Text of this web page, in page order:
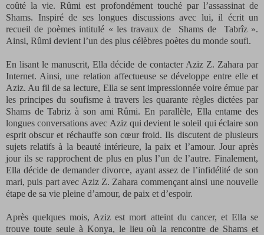
coûté la vie. Rûmi est profondément touché par l’assassinat de
Shams. Inspiré de ses longues discussions avec lui, il écrit un
recueil de poèmes intitulé « les travaux de
Shams de
Tabrîz ».
Ainsi, Rûmi devient l’un des plus célèbres poètes du monde soufi.
En lisant le manuscrit, Ella décide de contacter Aziz Z. Zahara par
Internet. Ainsi, une relation affectueuse se développe entre elle et
Aziz. Au fil de sa lecture, Ella se sent impressionnée voire émue par
les principes du soufisme à travers les quarante règles dictées par
Shams de Tabriz à son ami Rûmi. En parallèle, Ella entame des
longues conversations avec Aziz qui devient le soleil qui éclaire son
esprit obscur et réchauffe son cœur froid. Ils discutent de plusieurs
sujets relatifs à la beauté intérieure, la paix et l’amour. Jour après
jour ils se rapprochent de plus en plus l’un de l’autre. Finalement,
Ella décide de demander divorce, ayant assez de l’infidélité de son
mari, puis part avec Aziz Z. Zahara commençant ainsi une nouvelle
étape de sa vie pleine d’amour, de paix et d’espoir.
Après quelques mois, Aziz est mort atteint du cancer, et Ella se
trouve toute seule à Konya, le lieu où la rencontre de Shams et